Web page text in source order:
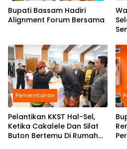
Bupati Bassam Hadiri
Alignment Forum Bersama
Pemerintahan
Pelantikan KKST Hal-Sel,
Ketika Cakalele Dan Silat
Buton Bertemu Di Rumah